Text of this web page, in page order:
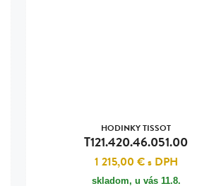
HODINKY TISSOT
T121.420.46.051.00
1 215,00 €s DPH
skladom, u vás 11.8.